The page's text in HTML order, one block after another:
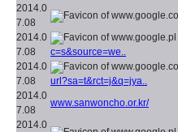
2014.0
7.08
2014.0
7.08
c=s&source=we..
2014.0
7.08
url?sa=t&rct=j&q=jya..
2014.0
7.08
www.sanwoncho.or.kr/
2014.0